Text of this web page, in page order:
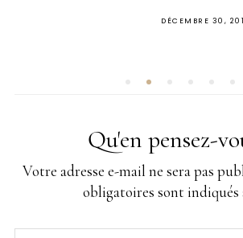
PUBLIÉ
DÉCEMBRE 30, 2014
Qu'en pensez-
Votre adresse e-mail ne sera pas
obligatoires sont indiqués